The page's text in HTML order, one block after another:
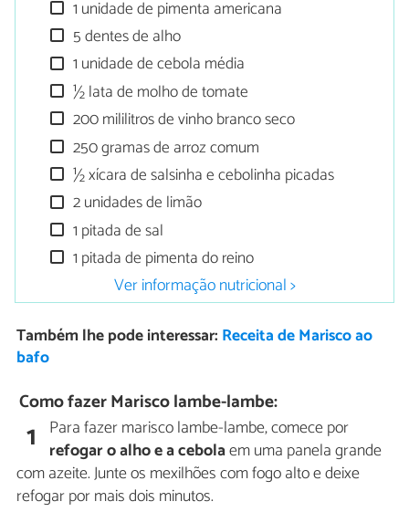
1 unidade de pimenta americana
5 dentes de alho
1 unidade de cebola média
½ lata de molho de tomate
200 mililitros de vinho branco seco
250 gramas de arroz comum
½ xícara de salsinha e cebolinha picadas
2 unidades de limão
1 pitada de sal
1 pitada de pimenta do reino
Ver informação nutricional >
Também lhe pode interessar: Receita de Marisco ao
bafo
Como fazer Marisco lambe-lambe:
1 Para fazer marisco lambe-lambe, comece por
refogar o alho e a cebolaem uma panela grande
com azeite. Junte os mexilhões com fogo alto e deixe
refogar por mais dois minutos.